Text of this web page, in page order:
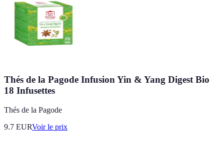
Thés de la Pagode Infusion Yin & Yang Digest Bio
18 Infusettes
Thés de la Pagode
9.7 EURVoir le prix